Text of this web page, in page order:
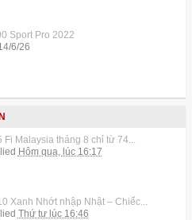
Sport Pro 2022
6/26
Fi Malaysia tháng 8 chỉ từ 74...
Hôm qua, lúc 16:17
Xanh Nhớt nhập Nhật – Chiếc...
Thứ tư lúc 16:46